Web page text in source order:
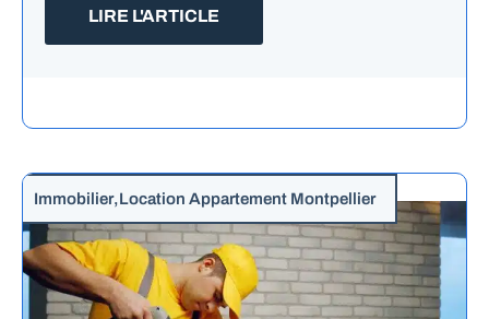
LIRE L'ARTICLE
Immobilier,Location Appartement Montpellier